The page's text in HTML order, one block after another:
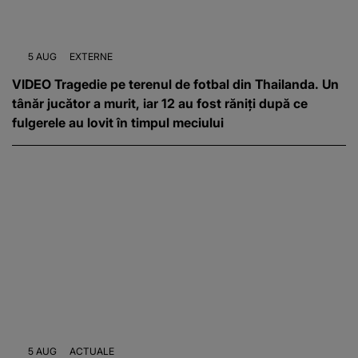
5 AUG EXTERNE
VIDEO Tragedie pe terenul de fotbal din Thailanda. Un
tânăr jucător a murit, iar 12 au fost răniți după ce
fulgerele au lovit în timpul meciului
5 AUG ACTUALE